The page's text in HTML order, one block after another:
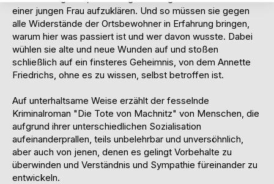
einer jungen Frau aufzuklären. Und so müssen sie gegen
alle Widerstände der Ortsbewohner in Erfahrung bringen,
warum hier was passiert ist und wer davon wusste. Dabei
wühlen sie alte und neue Wunden auf und stoßen
schließlich auf ein finsteres Geheimnis, von dem Annette
Friedrichs, ohne es zu wissen, selbst betroffen ist.
Auf unterhaltsame Weise erzählt der fesselnde
Kriminalroman "Die Tote von Machnitz" von Menschen, die
aufgrund ihrer unterschiedlichen Sozialisation
aufeinanderprallen, teils unbelehrbar und unversöhnlich,
aber auch von jenen, denen es gelingt Vorbehalte zu
überwinden und Verständnis und Sympathie füreinander zu
entwickeln.